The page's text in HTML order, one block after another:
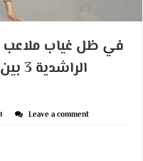
في ظل غياب
Leave a comment